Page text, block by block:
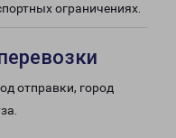
ограничениях.
отправки, город